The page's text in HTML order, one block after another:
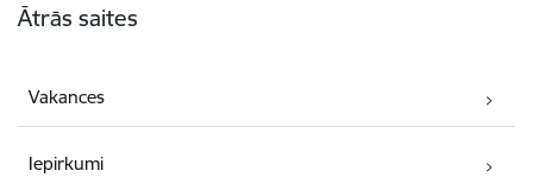
Ātrās saites
Vakances
Iepirkumi